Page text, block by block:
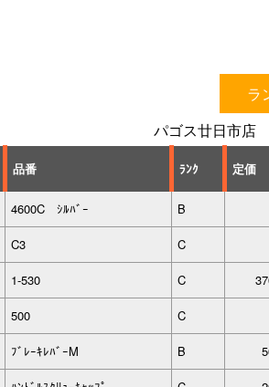
ラ
パゴス廿日市店
品番 ﾗﾝｸ 定価
4600C ｼﾙﾊﾞｰ B
C3 C
1-530 C
500 C
ﾌﾞﾚｰｷﾚﾊﾞｰM B